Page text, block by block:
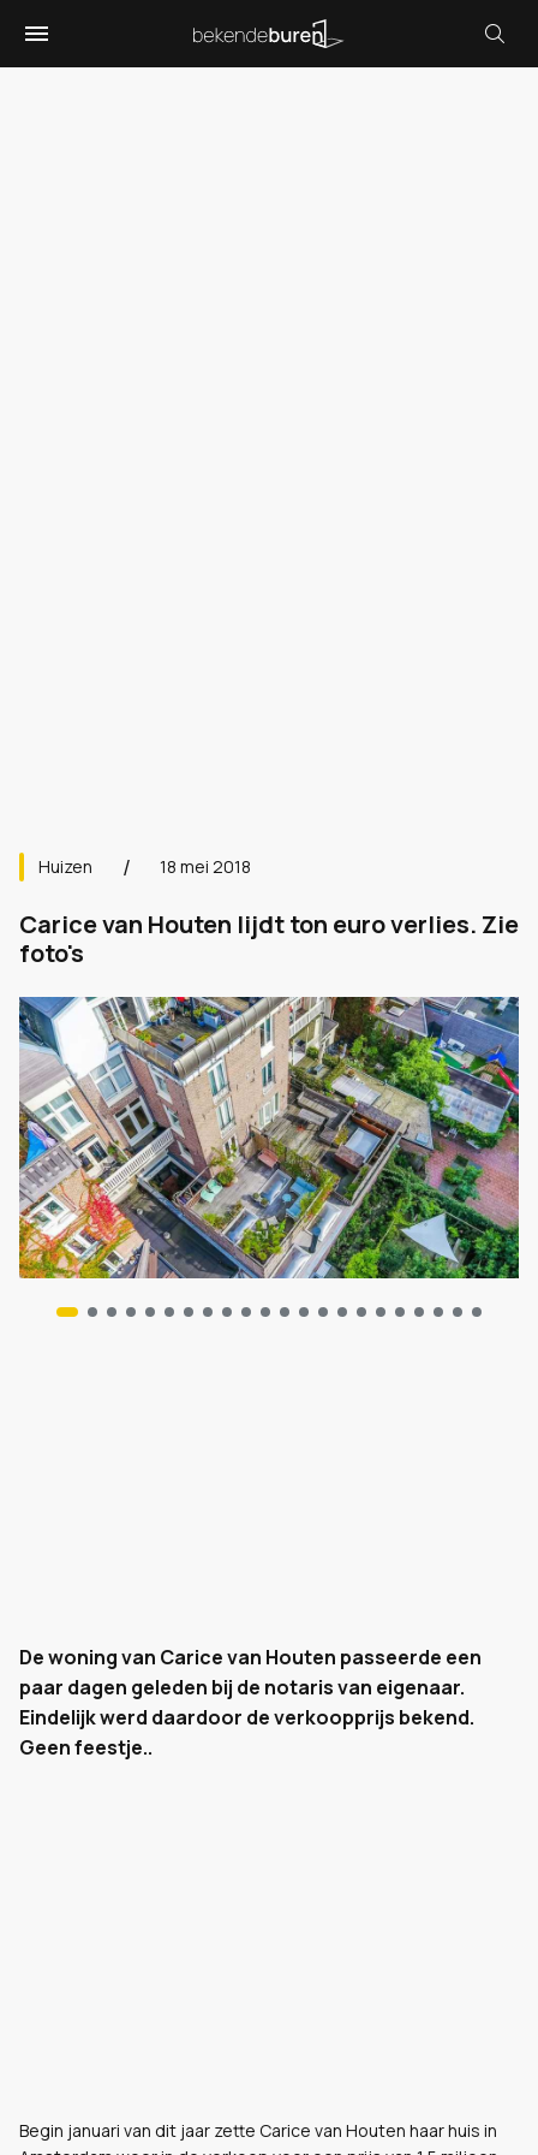
Huizen 18 mei 2018
Carice van Houten lijdt ton euro verlies. Zie
foto's
De woning van Carice van Houten passeerde een
paar dagen geleden bij de notaris van eigenaar.
Eindelijk werd daardoor de verkoopprijs bekend.
Geen feestje..
Begin januari van dit jaar zette Carice van Houten haar huis in